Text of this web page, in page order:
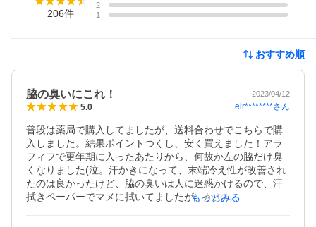
206件
2
1
おすすめ順
脇の臭いにこれ！ 2023/04/12
5.0 eir********さん
普段は薬局で購入してましたが、送料合わせでこちらで購
入しました。結果ポイントつくし、安く買えました！アラ
フィフで更年期に入ったあたりから、何故か左の脇だけ臭
くなりました(泣。汗かきになって、末端冷え性が改善され
たのは良かったけど、脇の臭いは人に迷惑かけるので、汗
拭きペーパーでマメに拭いてましたが、かぶれるようにな
もっとみる